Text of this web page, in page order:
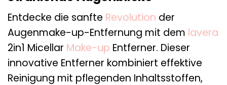
Entdecke die sanfte Revolution der
Augenmake-up-Entfernung mit dem lavera
2in1 Micellar Make-up Entferner. Dieser
innovative Entferner kombiniert effektive
Reinigung mit pflegenden Inhaltsstoffen,